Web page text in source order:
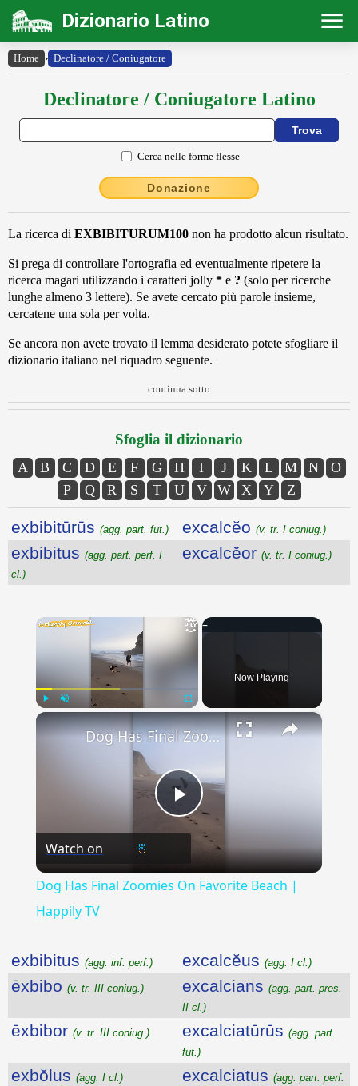
Dizionario Latino
Home › Declinatore / Coniugatore
Declinatore / Coniugatore Latino
Cerca nelle forme flesse
Donazione
La ricerca di EXBIBITURUM100 non ha prodotto alcun risultato.
Si prega di controllare l'ortografia ed eventualmente ripetere la
ricerca magari utilizzando i caratteri jolly * e ? (solo per ricerche
lunghe almeno 3 lettere). Se avete cercato più parole insieme,
cercatene una sola per volta.
Se ancora non avete trovato il lemma desiderato potete sfogliare il
dizionario italiano nel riquadro seguente.
continua sotto
Sfoglia il dizionario
A B C D E F G H I J K L M N
O
P
Q R S T U V W X Y Z
exbibitūrūs (agg. part. fut.) excalcĕo (v. tr. I coniug.)
exbibitus (agg. part. perf. I
cl.)
excalcĕor (v. tr. I coniug.)
×
Now Playing
×
Play
Video
Dog Has Final Zoomies On Favorite Beach | Happily TV
Watch on
Dog Has Final Zoomies On Favorite Beach |
Happily TV
exbibitus (agg. inf. perf.) excalcĕus (agg. I cl.)
ēxbibo (v. tr. III coniug.) excalcians (agg. part. pres.
II cl.)
ēxbibor (v. tr. III coniug.) excalciatūrūs (agg. part.
fut.)
exbŏlus (agg. I cl.) excalciatus (agg. part. perf.